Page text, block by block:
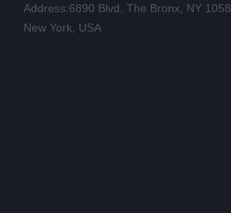
Address:6890 Blvd, The Bronx, NY 1058
New York, USA